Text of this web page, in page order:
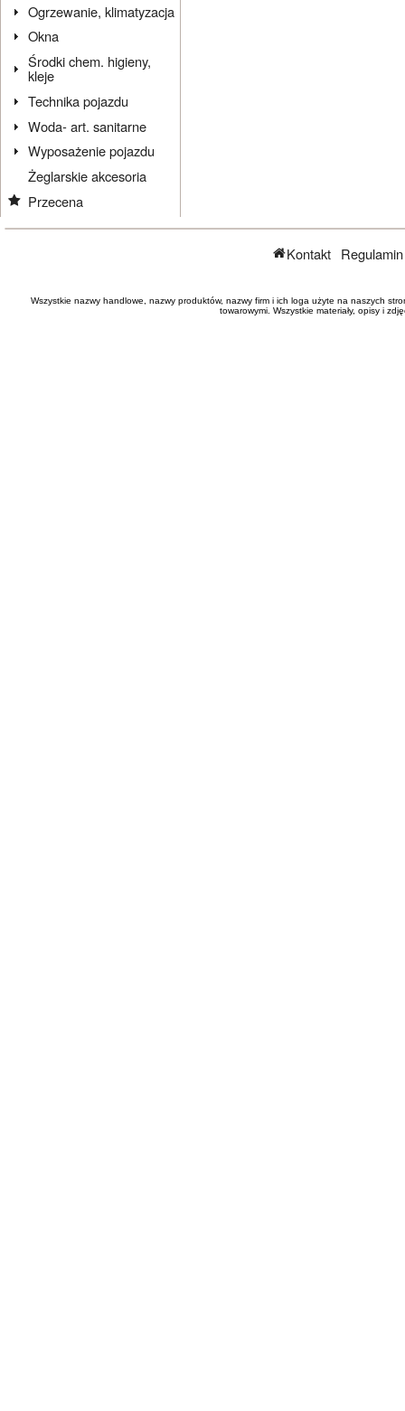
Ogrzewanie, klimatyzacja
Okna
Środki chem. higieny,
kleje
Technika pojazdu
Woda- art. sanitarne
Wyposażenie pojazdu
Żeglarskie akcesoria
Przecena
Kontakt
Wszystkie nazwy handlowe, nazwy produktów, nazwy firm i ich loga użyte na naszych
towarowymi. Wszystkie materiały, opisy i